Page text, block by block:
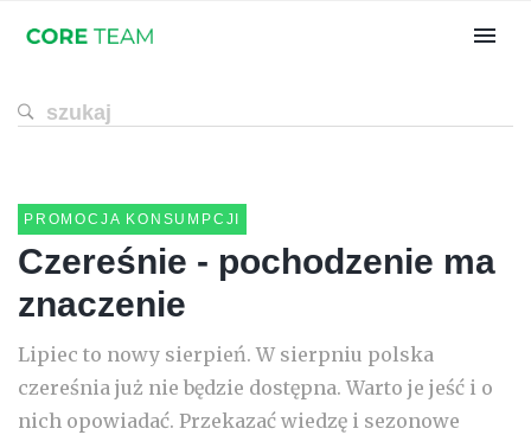
PROMOCJA KONSUMPCJI
Czereśnie - pochodzenie ma
znaczenie
Lipiec to nowy sierpień. W sierpniu polska
czereśnia już nie będzie dostępna. Warto je jeść i o
nich opowiadać. Przekazać wiedzę i sezonowe